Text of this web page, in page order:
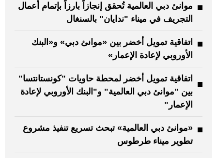
موانئ دبي العالمية تُحقق إنجازاً بارزاً بإتمام أعمال
التجريف في ميناء "ندايان" بالسنغال
اتفاقية تمويل أخضر بين «موانئ دبي» و«البنك
الأوروبي لإعادة الإعمار»
اتفاقية تمويل أخضر لمحطة حاويات "كونستانتسا"
بين "موانئ دبي العالمية" و"البنك الأوروبي لإعادة
الإعمار"
«موانئ دبي العالمية» تبحث تسريع تنفيذ مشروع
تطوير ميناء طرطوس